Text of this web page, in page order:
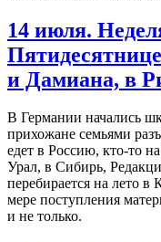
14 июля.
и Дамиана, в
В Германии начались
прихожане семьями
едет в Россию, кто-то
Урал, в Сибирь,
перебирается на лето в
мере поступления
и не только.